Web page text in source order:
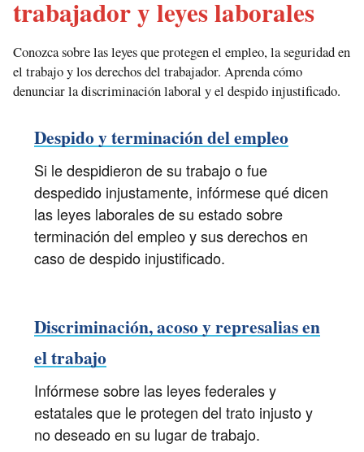
trabajador y leyes laborales
Conozca sobre las leyes que protegen el empleo, la seguridad en
el trabajo y los derechos del trabajador. Aprenda cómo
denunciar la discriminación laboral y el despido injustificado.
Despido y terminación del empleo
Si le despidieron de su trabajo o fue
despedido injustamente, infórmese qué dicen
las leyes laborales de su estado sobre
terminación del empleo y sus derechos en
caso de despido injustificado.
Discriminación, acoso y represalias en
el trabajo
Infórmese sobre las leyes federales y
estatales que le protegen del trato injusto y
no deseado en su lugar de trabajo.